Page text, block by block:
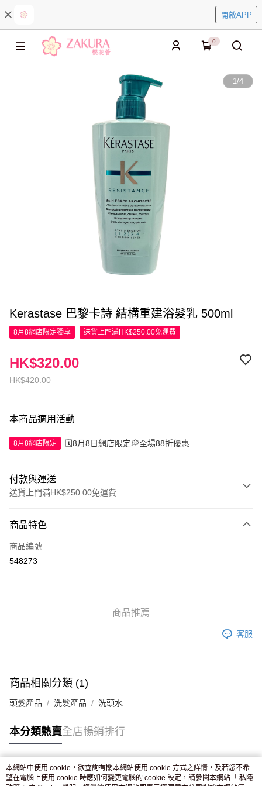
開啟APP
0
1/4
Kerastase 巴黎卡詩 結構重建浴髮乳 500ml
8月8網店限定獨享 送貨上門滿HK$250.00免運費
HK$420.00
HK$320.00
本商品適用活動
8月8網店限定 🗓️8月8日網店限定💭全場88折優惠
付款與運送
送貨上門滿HK$250.00免運費
信用卡
Apple Pay
付款後門市自取，訂單確認後2-4個工作天到店，7天內取。逾期後
商品特色
商品編號
548273
商品推薦
客服
商品相關分類 (1)
頭髮產品 洗髮產品 洗頭水
本分類熱賣全店暢銷排行
熱門標籤
本網站中使用 cookie，欲查詢有關本網站使用 cookie 方式之詳情，及若您不希
望在電腦上使用 cookie 時應如何變更電腦的 cookie 設定，請參閱本網站「 私隱